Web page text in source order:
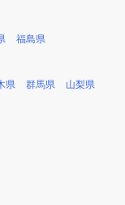
福島県
県 群馬県 山梨県